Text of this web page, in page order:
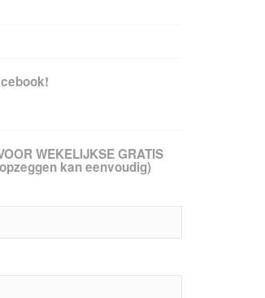
WEKELIJKSE GRATIS
kan eenvoudig)